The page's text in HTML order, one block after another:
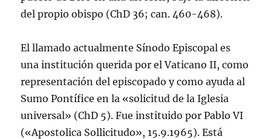
del propio obispo (ChD 36; can. 460-468).
El llamado actualmente Sí­nodo Episcopal es
una institución querida por el Vaticano II, como
representación del episcopado y como ayuda al
Sumo Pontí­fice en la «solicitud de la Iglesia
universal» (ChD 5). Fue instituido por Pablo VI
(«Apostolica Sollicitudo», 15.9.1965). Está